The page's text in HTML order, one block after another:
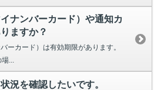
ナンバーカード）や通知カ
ますか？
ーカード）は有効期限があります。
...
況を確認したいです。